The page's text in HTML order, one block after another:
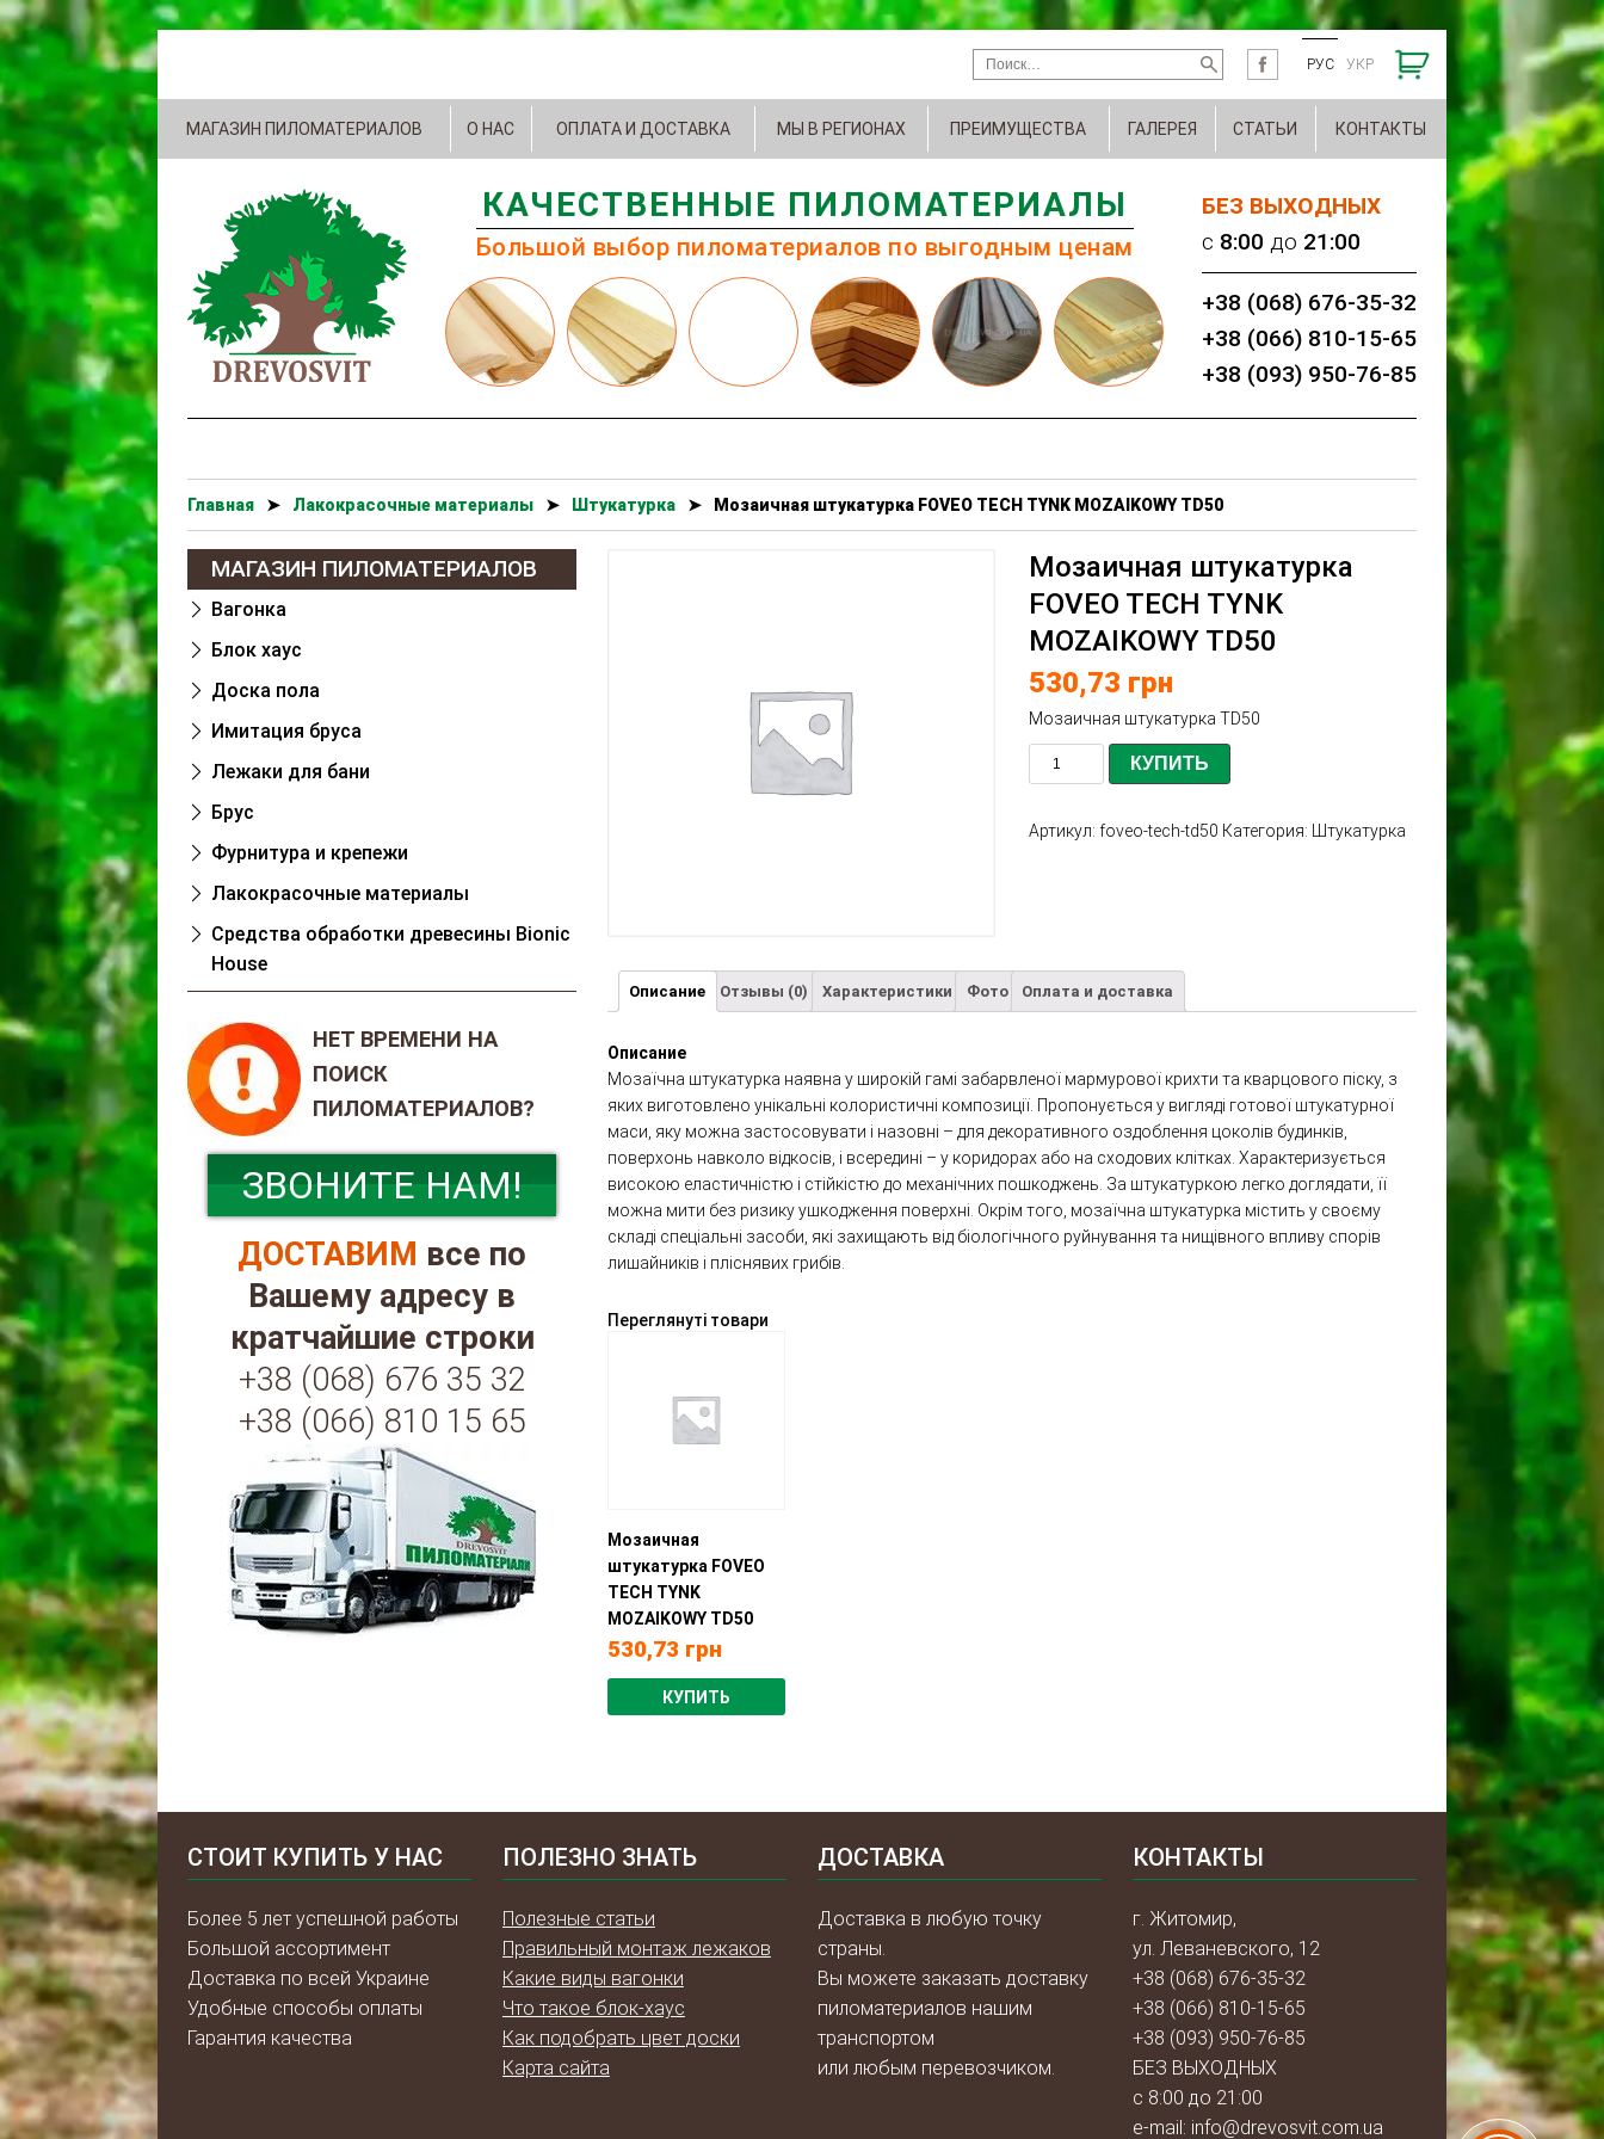
РУС УКР
МАГАЗИН ПИЛОМАТЕРИАЛОВ О НАС ОПЛАТА И ДОСТАВКА МЫ В РЕГИОНАХ ПРЕИМУЩЕСТВА ГАЛЕРЕЯ СТАТЬИ КОНТАКТЫ
БЕЗ ВЫХОДНЫХ
c 8:00 до 21:00
+38 (068) 676-35-32
+38 (066) 810-15-65
+38 (093) 950-76-85
КАЧЕСТВЕННЫЕ ПИЛОМАТЕРИАЛЫ
Большой выбор пиломатериалов по выгодным ценам
Главная ➤ Лакокрасочные материалы ➤ Штукатурка ➤ Мозаичная штукатурка FOVEO TECH TYNK MOZAIKOWY TD50
Мозаичная штукатурка
FOVEO TECH TYNK
MOZAIKOWY TD50
530,73 грн
Мозаичная штукатурка TD50
КУПИТЬ
Артикул: foveo-tech-td50 Категория: Штукатурка
Описание Отзывы (0) Характеристики Фото Оплата и доставка
Описание
Мозаїчна штукатурка наявна у широкій гамі забарвленої мармурової крихти та кварцового піску, з
яких виготовлено унікальні колористичні композиції. Пропонується у вигляді готової штукатурної
маси, яку можна застосовувати і назовні – для декоративного оздоблення цоколів будинків,
поверхонь навколо відкосів, і всередині – у коридорах або на сходових клітках. Характеризується
високою еластичністю і стійкістю до механічних пошкоджень. За штукатуркою легко доглядати, її
можна мити без ризику ушкодження поверхні. Окрім того, мозаїчна штукатурка містить у своєму
складі спеціальні засоби, які захищають від біологічного руйнування та нищівного впливу спорів
лишайників і пліснявих грибів.
Переглянуті товари
Мозаичная
штукатурка FOVEO
TECH TYNK
MOZAIKOWY TD50
530,73грн
КУПИТЬ
МАГАЗИН ПИЛОМАТЕРИАЛОВ
Вагонка
Блок хаус
Доска пола
Имитация бруса
Лежаки для бани
Брус
Фурнитура и крепежи
Лакокрасочные материалы
Cредства обработки древесины Bionic
House
НЕТ ВРЕМЕНИ НА
ПОИСК
ПИЛОМАТЕРИАЛОВ?
ЗВОНИТЕ НАМ!
ДОСТАВИМ все по
Вашему адресу в
кратчайшие строки
+38 (068) 676 35 32
+38 (066) 810 15 65
СТОИТ КУПИТЬ У НАС
Более 5 лет успешной работы
Большой ассортимент
Доставка по всей Украине
Удобные способы оплаты
Гарантия качества
ПОЛЕЗНО ЗНАТЬ
Полезные статьи
Правильный монтаж лежаков
Какие виды вагонки
Что такое блок-хаус
Как подобрать цвет доски
Карта сайта
ДОСТАВКА
Доставка в любую точку
страны.
Вы можете заказать доставку
пиломатериалов нашим
транспортом
или любым перевозчиком.
КОНТАКТЫ
г. Житомир,
ул. Леваневского, 12
+38 (068) 676-35-32
+38 (066) 810-15-65
+38 (093) 950-76-85
БЕЗ ВЫХОДНЫХ
с 8:00 до 21:00
e-mail: info@drevosvit.com.ua